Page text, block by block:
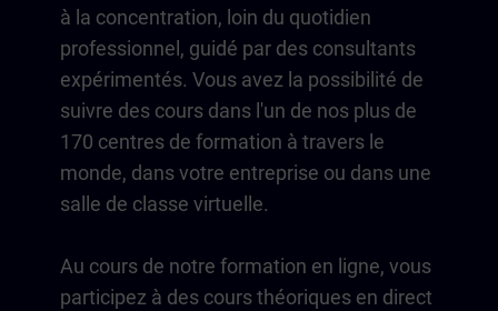
à la concentration, loin du quotidien
professionnel, guidé par des consultants
expérimentés. Vous avez la possibilité de
suivre des cours dans l'un de nos plus de
170 centres de formation à travers le
monde, dans votre entreprise ou dans une
salle de classe virtuelle.
Au cours de notre formation en ligne, vous
participez à des cours théoriques en direct